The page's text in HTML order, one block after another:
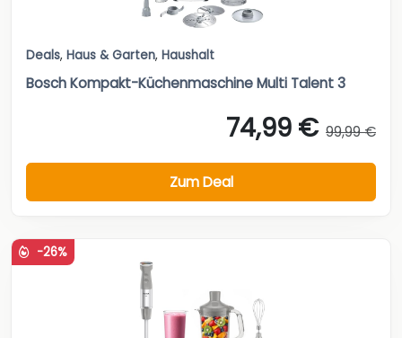
Deals, Haus & Garten, Haushalt
Bosch Kompakt-Küchenmaschine Multi Talent 3
74,99 € 99,99 €
Zum Deal
-26%